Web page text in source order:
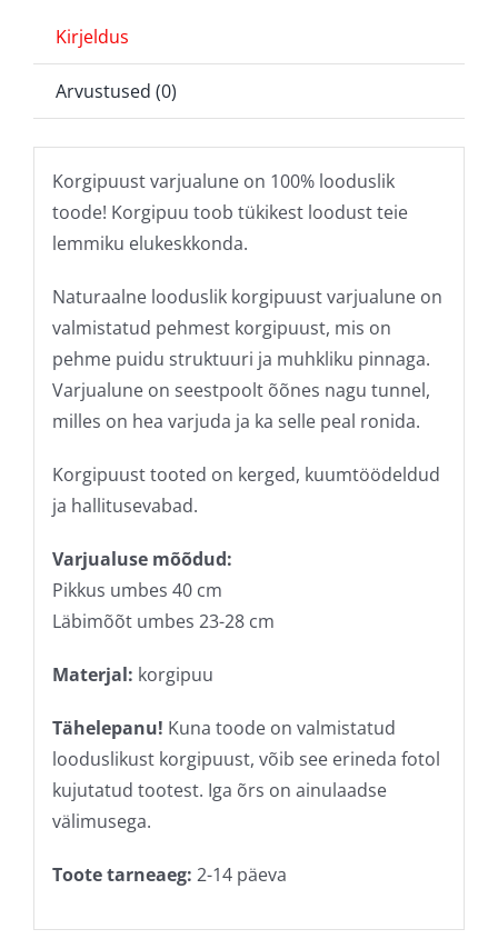
Kirjeldus
Arvustused (0)
Korgipuust varjualune on 100% looduslik
toode! Korgipuu toob tükikest loodust teie
lemmiku elukeskkonda.
Naturaalne looduslik korgipuust varjualune on
valmistatud pehmest korgipuust, mis on
pehme puidu struktuuri ja muhkliku pinnaga.
Varjualune on seestpoolt õõnes nagu tunnel,
milles on hea varjuda ja ka selle peal ronida.
Korgipuust tooted on kerged, kuumtöödeldud
ja hallitusevabad.
Varjualuse mõõdud:
Pikkus umbes 40 cm
Läbimõõt umbes 23-28 cm
Materjal: korgipuu
Tähelepanu! Kuna toode on valmistatud
looduslikust korgipuust, võib see erineda fotol
kujutatud tootest. Iga õrs on ainulaadse
välimusega.
Toote tarneaeg: 2-14 päeva